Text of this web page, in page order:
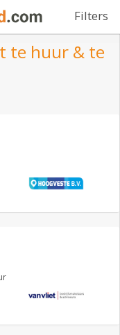
Filters
te huur & te